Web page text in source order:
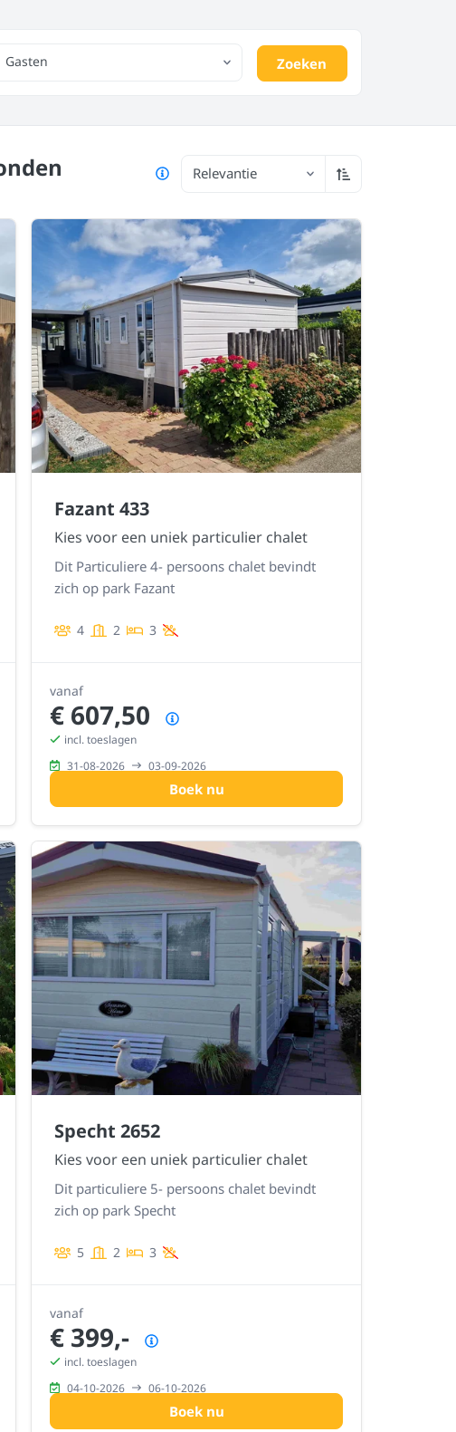
Gasten Zoeken
Relevantie Oplopend
Fazant 433
Kies voor een uniek particulier chalet
Dit Particuliere 4- persoons chalet bevindt
zich op park Fazant
4 2 3
vanaf
€ 607,50
incl. toeslagen
31-08-2026
03-09-2026
Boek nu
Specht 2652
Kies voor een uniek particulier chalet
Dit particuliere 5- persoons chalet bevindt
zich op park Specht
5 2 3
vanaf
€ 399,-
incl. toeslagen
04-10-2026
06-10-2026
Boek nu